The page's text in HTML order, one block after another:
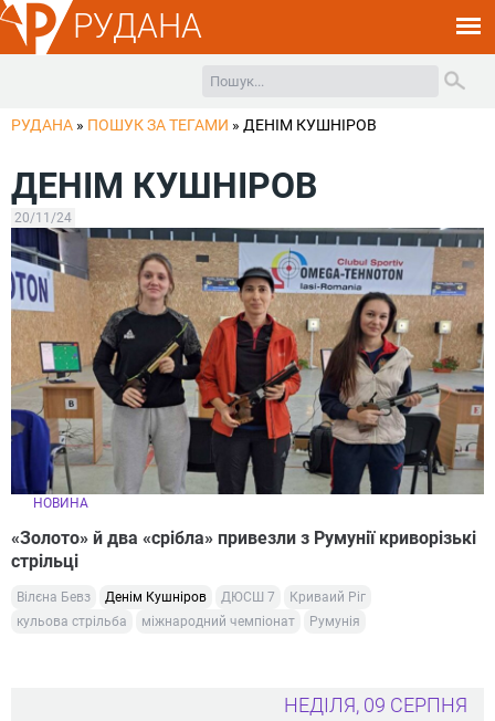
РУДАНА
РУДАНА » ПОШУК ЗА ТЕГАМИ » ДЕНІМ КУШНІРОВ
ДЕНІМ КУШНІРОВ
20/11/24
НОВИНА
«Золото» й два «срібла» привезли з Румунії криворізькі
стрільці
Вілєна Бевз Денім Кушніров ДЮСШ 7
Криваий Ріг
кульова стрільба
міжнародний чемпіонат Румунія
НЕДІЛЯ, 09 СЕРПНЯ